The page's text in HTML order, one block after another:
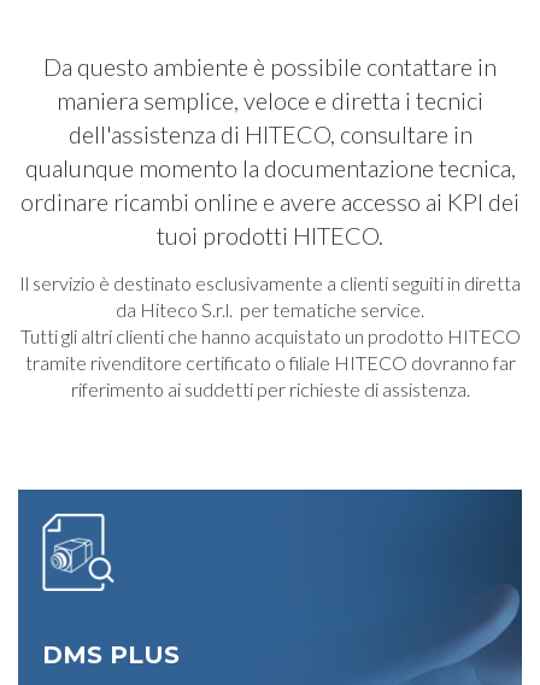
Da questo ambiente è possibile contattare in
maniera semplice, veloce e diretta i tecnici
dell'assistenza di HITECO, consultare in
qualunque momento la documentazione tecnica,
ordinare ricambi online e avere accesso ai KPI dei
tuoi prodotti HITECO.
Il servizio è destinato esclusivamente a clienti seguiti in diretta
da Hiteco S.r.l. per tematiche service.
Tutti gli altri clienti che hanno acquistato un prodotto HITECO
tramite rivenditore certificato o filiale HITECO dovranno far
riferimento ai suddetti per richieste di assistenza.
DMS PLUS